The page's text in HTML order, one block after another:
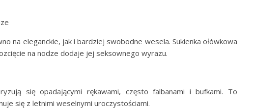
na eleganckie, jak i bardziej swobodne wesela. Sukienka ołówkowa
na nodze dodaje jej seksownego wyrazu.
się opadającymi rękawami, często falbanami i bufkami. To
się z letnimi weselnymi uroczystościami.